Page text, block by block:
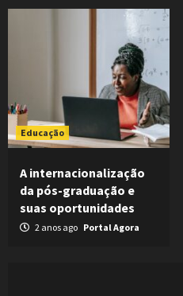
Educação
A internacionalização
da pós-graduação e
suas oportunidades
2 anos ago Portal Agora